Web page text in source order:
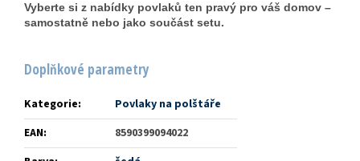
Vyberte si z nabídky povlaků ten pravý pro váš domov –
samostatně nebo jako součást setu.
Doplňkové parametry
Kategorie:
Povlaky na polštáře
EAN:
8590399094022